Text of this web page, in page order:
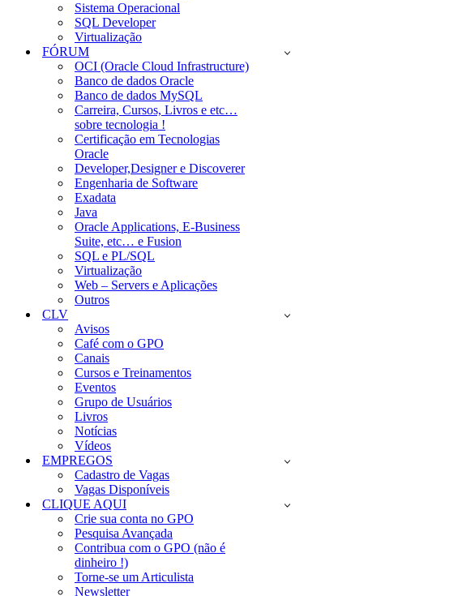
Sistema Operacional
SQL Developer
Virtualização
FÓRUM
OCI (Oracle Cloud Infrastructure)
Banco de dados Oracle
Banco de dados MySQL
Carreira, Cursos, Livros e etc…
sobre tecnologia !
Certificação em Tecnologias
Oracle
Developer,Designer e Discoverer
Engenharia de Software
Exadata
Java
Oracle Applications, E-Business
Suite, etc… e Fusion
SQL e PL/SQL
Virtualização
Web – Servers e Aplicações
Outros
CLV
Avisos
Café com o GPO
Canais
Cursos e Treinamentos
Eventos
Grupo de Usuários
Livros
Notícias
Vídeos
EMPREGOS
Cadastro de Vagas
Vagas Disponíveis
CLIQUE AQUI
Crie sua conta no GPO
Pesquisa Avançada
Contribua com o GPO (não é
dinheiro !)
Torne-se um Articulista
Newsletter